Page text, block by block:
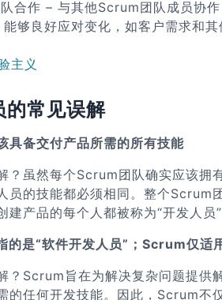
合作 – 与其他Scrum团队成员协作
够良好应对变化，如客户需求和
主义
的常见误解
具备交付产品所需的所有技能
？虽然每个Scrum团队确实应该拥
员的技能都必须相同。整个Scrum
建产品的每个人都被称为“开发人员
的是“软件开发人员”；Scrum仅适
？Scrum旨在为解决复杂问题提
的任何开发技能。因此，Scrum不